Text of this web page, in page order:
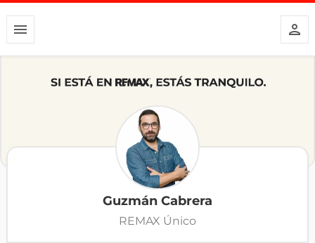
Guzmán Cabrera
REMAX Único